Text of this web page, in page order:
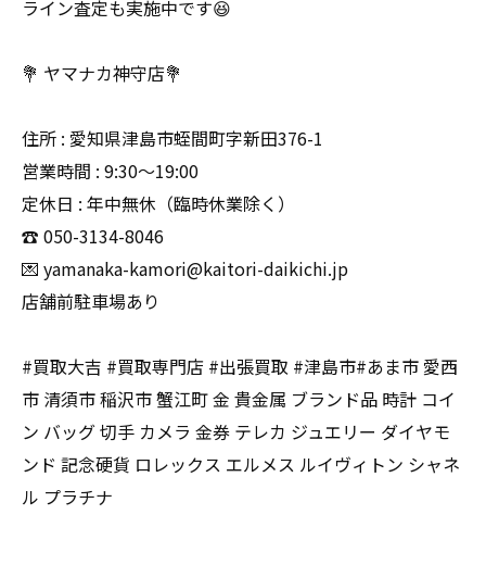
ライン査定も実施中です😆
💐 ヤマナカ神守店💐
住所 : 愛知県津島市蛭間町字新田376-1
営業時間 : 9:30〜19:00
定休日 : 年中無休（臨時休業除く）
☎️ 050-3134-8046
💌 yamanaka-kamori@kaitori-daikichi.jp
店舗前駐車場あり
#買取大吉 #買取専門店 #出張買取 #津島市#あま市 愛西
市 清須市 稲沢市 蟹江町 金 貴金属 ブランド品 時計 コイ
ン バッグ 切手 カメラ 金券 テレカ ジュエリー ダイヤモ
ンド 記念硬貨 ロレックス エルメス ルイヴィトン シャネ
ル プラチナ